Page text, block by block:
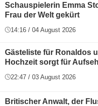
Schauspielerin Emma
Frau der Welt gekürt
14:16 / 04 August 2026
Gästeliste für Ronaldos
Hochzeit sorgt für
22:47 / 03 August 2026
Britischer Anwalt, der